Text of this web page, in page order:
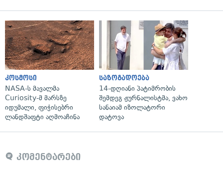
კოსმოსი
NASA-ს მავალმა
Curiosity-მ მარსზე
იდუმალი, ფიჭისებრი
ლანდშაფტი აღმოაჩინა
საზოგადოება
14-დღიანი პატიმრობის
შემდეგ ჟურნალისტმა, ვახო
სანაიამ იზოლატორი
დატოვა
კომენტარები